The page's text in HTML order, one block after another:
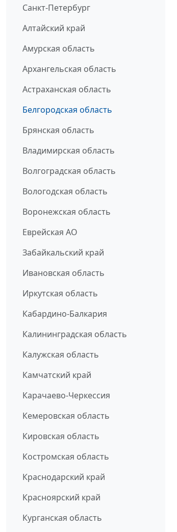
Санкт-Петербург
Алтайский край
Амурская область
Архангельская область
Астраханская область
Белгородская область
Брянская область
Владимирская область
Волгоградская область
Вологодская область
Воронежская область
Еврейская АО
Забайкальский край
Ивановская область
Иркутская область
Кабардино-Балкария
Калининградская область
Калужская область
Камчатский край
Карачаево-Черкессия
Кемеровская область
Кировская область
Костромская область
Краснодарский край
Красноярский край
Курганская область